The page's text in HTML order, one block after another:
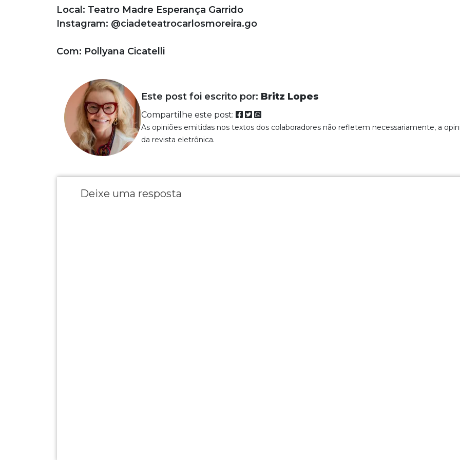
Local: Teatro Madre Esperança Garrido
Instagram: @ciadeteatrocarlosmoreira.go
Com: Pollyana Cicatelli
Este post foi escrito por: Britz Lopes
Compartilhe este post:
As opiniões emitidas nos textos dos colaboradores não refletem necessariamente, a
da revista eletrônica.
Deixe uma resposta